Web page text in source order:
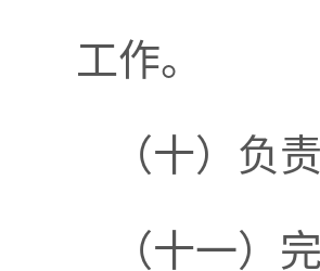
工作。
（十）负
（十一）